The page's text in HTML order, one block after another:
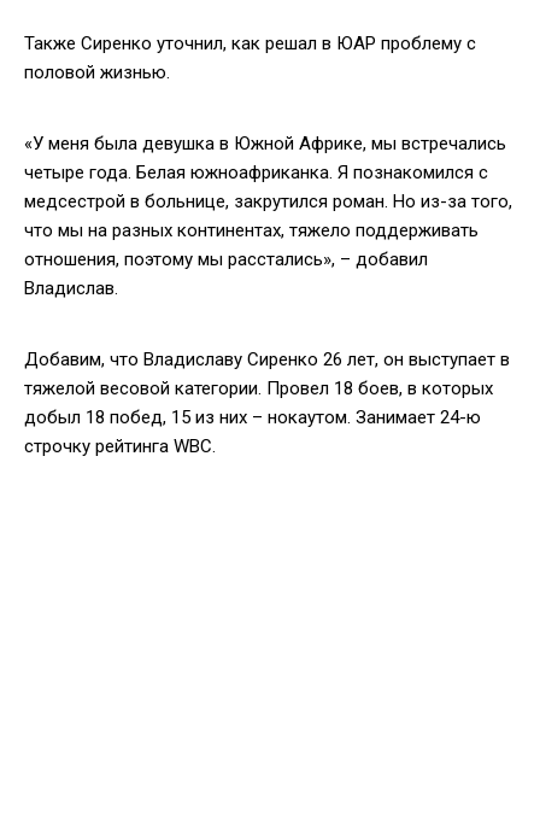
Также Сиренко уточнил, как решал в ЮАР проблему с
половой жизнью.
«У меня была девушка в Южной Африке, мы встречались
четыре года. Белая южноафриканка. Я познакомился с
медсестрой в больнице, закрутился роман. Но из-за того,
что мы на разных континентах, тяжело поддерживать
отношения, поэтому мы расстались», – добавил
Владислав.
Добавим, что Владиславу Сиренко 26 лет, он выступает в
тяжелой весовой категории. Провел 18 боев, в которых
добыл 18 побед, 15 из них – нокаутом. Занимает 24-ю
строчку рейтинга WBC.